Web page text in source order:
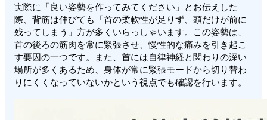
実際に「良い姿勢を作ってみてください」とお伝えした
際、背筋は伸びても「首の柔軟性が足りず、頭だけが前に
残ってしまう」方が多くいらっしゃいます。この姿勢は、
首の後ろの筋肉を常に緊張させ、慢性的な痛みを引き起こ
す要因の一つです。また、首には自律神経と関わりの深い
場所が多くあるため、身体が常に緊張モードから切り替わ
りにくくなっていないかという視点でも確認を行います。